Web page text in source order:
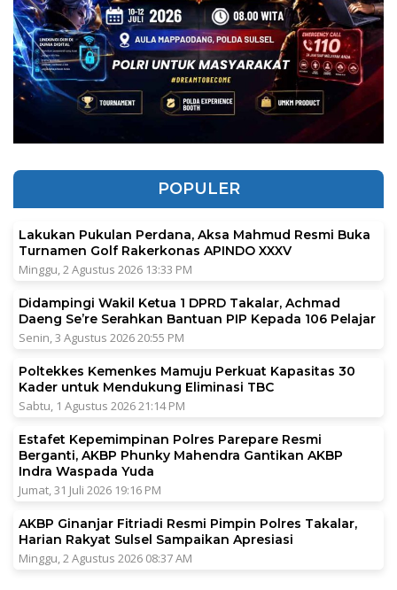
POPULER
Lakukan Pukulan Perdana, Aksa Mahmud Resmi Buka
Turnamen Golf Rakerkonas APINDO XXXV
Minggu, 2 Agustus 2026 13:33 PM
Didampingi Wakil Ketua 1 DPRD Takalar, Achmad
Daeng Se’re Serahkan Bantuan PIP Kepada 106 Pelajar
Senin, 3 Agustus 2026 20:55 PM
Poltekkes Kemenkes Mamuju Perkuat Kapasitas 30
Kader untuk Mendukung Eliminasi TBC
Sabtu, 1 Agustus 2026 21:14 PM
Estafet Kepemimpinan Polres Parepare Resmi
Berganti, AKBP Phunky Mahendra Gantikan AKBP
Indra Waspada Yuda
Jumat, 31 Juli 2026 19:16 PM
AKBP Ginanjar Fitriadi Resmi Pimpin Polres Takalar,
Harian Rakyat Sulsel Sampaikan Apresiasi
Minggu, 2 Agustus 2026 08:37 AM